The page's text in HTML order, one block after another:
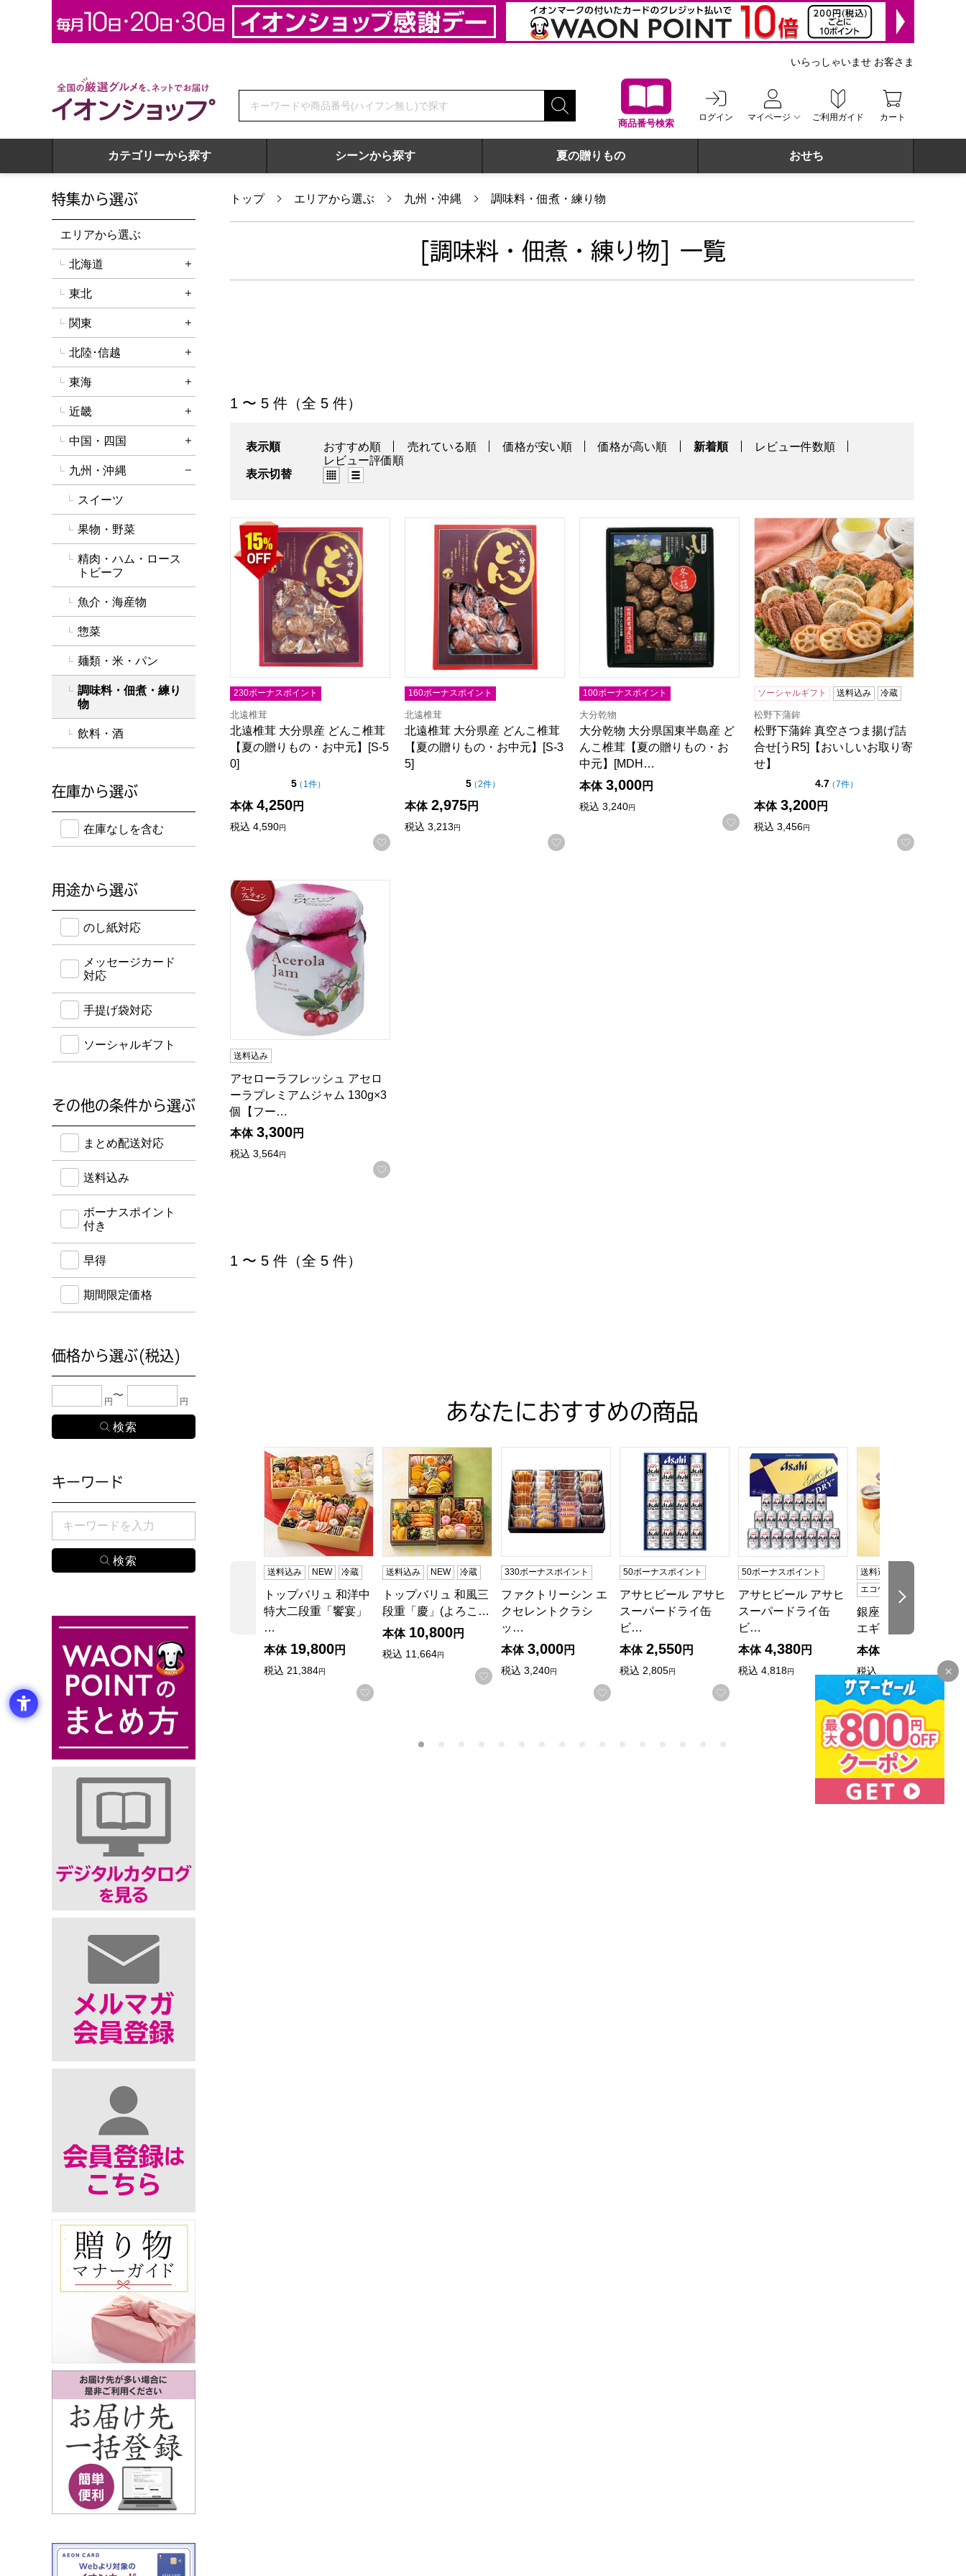
全国の厳選グルメを、ネットでお届け イオンショップ
商品番号検索
ログイン マイページ ご利用ガイド カート
いらっしゃいませ お客さま
カテゴリーから探す シーンから探す 夏の贈りもの おせち
トップ エリアから選ぶ 九州・沖縄 調味料・佃煮・練り物
[調味料・佃煮・練り物] 一覧
「調味料・佃煮・練り物」の商品一覧
1 〜 5 件（全 5 件）
表示順 おすすめ順 売れている順 価格が安い順 価格が高い順 新着順
レビュー件数順
レビュー評価順
表示切替
グリッド表示（タイル表示）
北遠椎茸 大分県産 どんこ椎茸【夏の贈りもの・お中元】[S-50]
230ボーナスポイント
北遠椎茸
北遠椎茸 大分県産 どんこ椎茸
【夏の贈りもの・お中元】[S-5
0]
5点（5点満点中）
（ 1件の評価
）
本体 4,250円
税込 4,590円
お気に入りに登録する
北遠椎茸 大分県産 どんこ椎茸【夏の贈りもの・お中元】[S-35]
160ボーナスポイント
北遠椎茸
北遠椎茸 大分県産 どんこ椎茸
【夏の贈りもの・お中元】[S-3
5]
5点（5点満点中）
（2件の評価
）
本体 2,975円
税込 3,213円
お気に入りに登録する
大分乾物 大分県国東半島産 どんこ椎茸【夏の贈りもの・お中元】[MDH-30]
100ボーナスポイント
大分乾物
大分乾物 大分県国東半島産 ど
んこ椎茸【夏の贈りもの・お
中元】[MDH…
本体 3,000円
税込 3,240円
お気に入りに登録する
松野下蒲鉾 真空さつま揚げ詰合せ[う
ソーシャルギフト 送料込み 冷蔵
松野下蒲鉾
松野下蒲鉾 真空さつま揚げ詰
合せ[うR5]【おいしいお取り寄
せ】
4.7点（5点満点中）
（7件の評価
）
本体 3,200円
税込 3,456円
お気に入
アセローラフレッシュ アセローラプレミアムジャム 130g×3個【フードアルチザン】
送料込み
アセローラフレッシュ アセロ
ーラプレミアムジャム 130g×3
個【フー…
本体 3,300円
税込 3,564円
お気に入りに登録する
1 〜 5 件（全 5 件）
あなたにおすすめの商品
前の商品
トップバリュ 和洋中特大二段重「饗宴」(きょうえん)【4〜5人前・77品目】【イオンのおせち】
送料込み NEW 冷蔵
トップバリュ 和洋中
特大二段重「饗宴」
…
本体 19,800円
税込 21,384円
お気に入りに登録する
トップバリュ 和風三段重「慶」(よろこび)【3〜4人前・35品目】【イオンのおせち】
送料込み NEW 冷蔵
トップバリュ 和風三
段重「慶」(よろこ…
本体 10,800円
税込 11,664円
お気に入りに登録する
ファクトリーシン エクセレントクラシック30【夏の贈りもの・お中元】[EX-C30]
330ボーナスポイント
ファクトリーシン エ
クセレントクラシ
ッ…
本体 3,000円
税込 3,240円
お気に入りに登録する
アサヒビール アサヒスーパードライ缶ビールセット【夏の贈りも
50ボーナスポイント
アサヒビール アサヒ
スーパードライ缶
ビ…
本体 2,550円
税込 2,805円
お気に入りに登録する
アサヒビール アサヒスーパードライ缶ビ
50ボーナスポイント
アサヒビール アサヒ
スーパードライ缶
ビ…
本体 4,380円
税込 4,818円
お気に入りに登録する
送料込み
エコ包装
銀座京橋 レ ロジェ
エギュスキロール…
本体
税込
次の商品
特集から選ぶ
エリアから選ぶ
北海道
詳細を開く
東北
詳細を開く
関東
詳細を開く
北陸･信越
詳細を開く
東海
詳細を開く
近畿
詳細を開く
中国・四国
詳細を開く
九州・沖縄
詳細を閉じる
スイーツ
果物・野菜
精肉・ハム・ロース
トビーフ
魚介・海産物
惣菜
麺類・米・パン
調味料・佃煮・練り
物
飲料・酒
在庫から選ぶ
在庫のない商品を含めて検索することができます。
在庫なしを含む
用途から選ぶ
のし紙・メッセージカード・手提げ袋に対応している商品から絞りこむことができます。
のし紙対応
メッセージカード
対応
手提げ袋対応
ソーシャルギフト
その他の条件から選ぶ
送料込み・ボーナスポイント付き・早得・期間限定商品から絞り込むことができます。
まとめ配送対応
送料込み
ボーナスポイント
付き
早得
期間限定価格
価格から選ぶ(税込)
下限金額・上限金額のどちらか１つまたは両方に、検索したい金額を入力してください。
円 円
キーワード
検索したい商品のキーワードを入力してください。